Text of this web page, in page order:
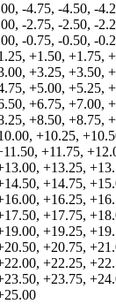
-4.75, -4.50, -
-2.75, -2.50, -
-0.75, -0.50, -
+1.50, +1.75,
+3.25, +3.50,
+5.00, +5.25,
+6.75, +7.00,
+8.50, +8.75,
+10.25,
+11.75,
+13.25,
+14.75,
+16.25,
+17.75,
+19.25,
+20.75,
+22.25,
+23.75,